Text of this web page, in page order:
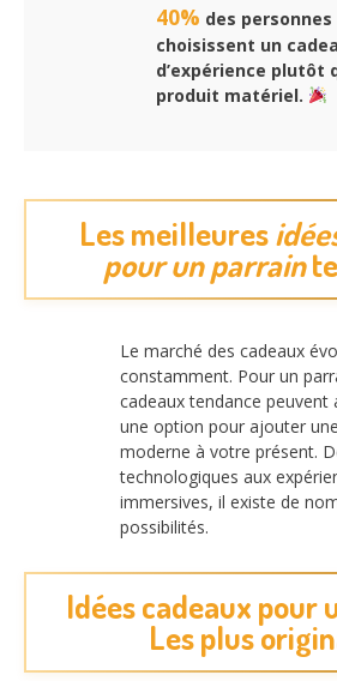
40% des personnes
choisissent un
d’expérience plutôt
produit matériel.
Les meilleures
pour un parrain
Le marché des cadeaux
constamment. Pour un
cadeaux tendance peuvent
une option pour ajouter
moderne à votre présent.
technologiques aux
immersives, il existe de
possibilités.
Idées cadeaux pour
Les plus